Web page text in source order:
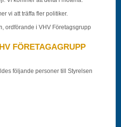
vi att träffa fler politiker.
ordförande i VHV Företagsgrupp
FÖRETAGAGRUPP
följande personer till Styrelsen